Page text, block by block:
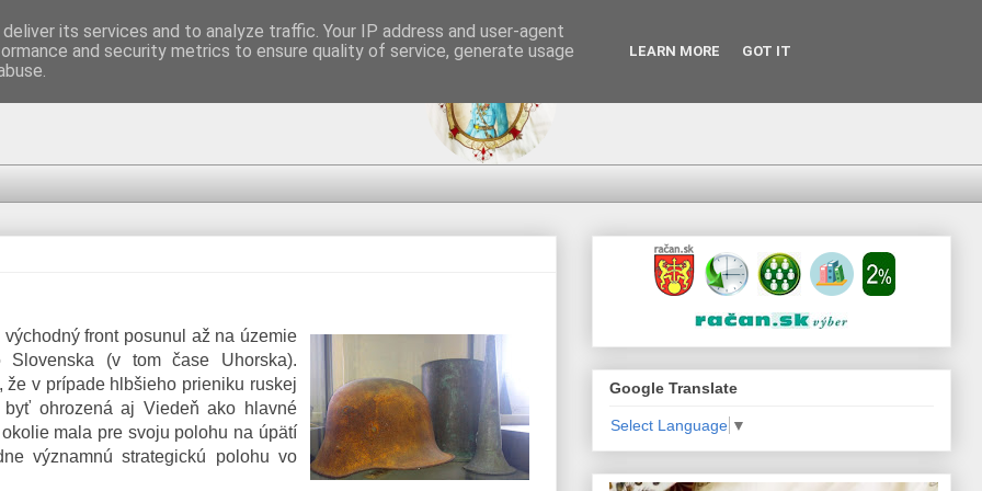
front posunul až na územie
Slovenska (v tom čase Uhorska).
v prípade hlbšieho prieniku ruskej
ohrozená aj Viedeň ako hlavné
mala pre svoju polohu na úpätí
významnú strategickú polohu vo
Google Translate
Select Language ▼
its services and to analyze traffic. Your IP address and user-agent
and security metrics to ensure quality of service, generate usage
LEARN MORE GOT IT